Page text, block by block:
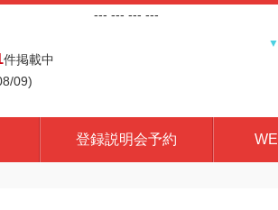
--- --- --- ---
件掲載中
09)
▼
登録説明会予約